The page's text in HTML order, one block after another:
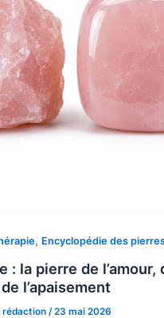
, Encyclopédie des
: la pierre de l’amour,
l’apaisement
rédaction /23 mai 2026